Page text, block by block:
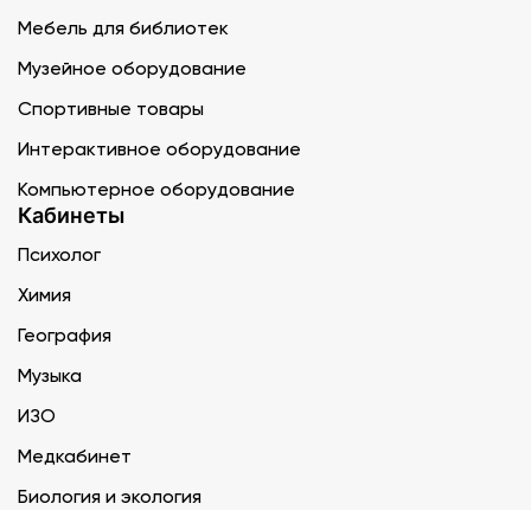
Мебель для библиотек
Музейное оборудование
Спортивные товары
Интерактивное оборудование
Компьютерное оборудование
Кабинеты
Психолог
Химия
География
Музыка
ИЗО
Медкабинет
Биология и экология